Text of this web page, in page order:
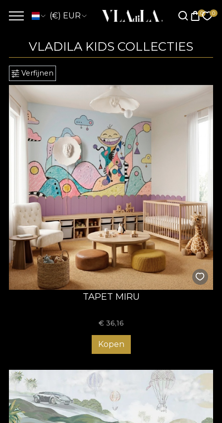
(€) EUR
VLADILA KIDS COLLECTIES
Verfijnen
TAPET MIRU
€ 36,16
Kopen